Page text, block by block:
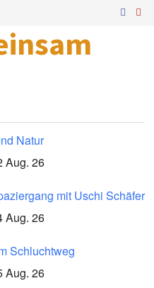
Natur
Aug. 26
mit Uschi Schäfer
Aug. 26
Schluchtweg
Aug. 26